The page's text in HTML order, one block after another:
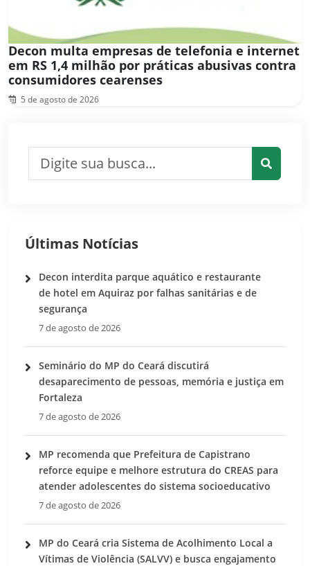
Decon multa empresas de telefonia e internet
em RS 1,4 milhão por práticas abusivas contra
consumidores cearenses
5 de agosto de 2026
Últimas Notícias
Decon interdita parque aquático e restaurante
de hotel em Aquiraz por falhas sanitárias e de
segurança
7 de agosto de 2026
Seminário do MP do Ceará discutirá
desaparecimento de pessoas, memória e justiça em
Fortaleza
7 de agosto de 2026
MP recomenda que Prefeitura de Capistrano
reforce equipe e melhore estrutura do CREAS para
atender adolescentes do sistema socioeducativo
7 de agosto de 2026
MP do Ceará cria Sistema de Acolhimento Local a
Vítimas de Violência (SALVV) e busca engajamento